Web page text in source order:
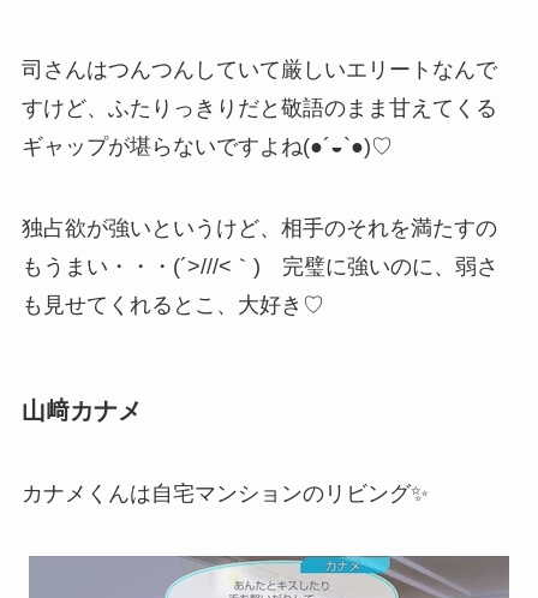
司さんはつんつんしていて厳しいエリートなんで
すけど、ふたりっきりだと敬語のまま甘えてくる
ギャップが堪らないですよね(●´◒`●)♡
独占欲が強いというけど、相手のそれを満たすの
もうまい・・・(´>///<｀) 完璧に強いのに、弱さ
も見せてくれるとこ、大好き♡
山﨑カナメ
カナメくんは自宅マンションのリビング✨